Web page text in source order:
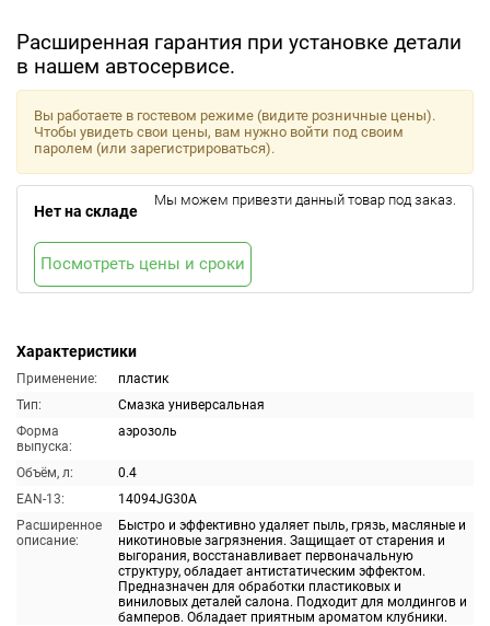
Расширенная гарантия при установке детали
в нашем автосервисе.
Характеристики
Применение:
пластик
Тип:
Смазка универсальная
Форма
выпуска:
аэрозоль
Объём, л:
0.4
EAN-13:
14094JG30A
Расширенное
описание:
Быстро и эффективно удаляет пыль, грязь, масляные и
никотиновые загрязнения. Защищает от старения и
выгорания, восстанавливает первоначальную
структуру, обладает антистатическим эффектом.
Предназначен для обработки пластиковых и
виниловых деталей салона. Подходит для молдингов и
бамперов. Обладает приятным ароматом клубники.
Вы работаете в гостевом режиме (видите розничные цены).
Чтобы увидеть свои цены, вам нужно войти под своим
паролем (или зарегистрироваться).
Нет на складе
Мы можем привезти данный товар под заказ.
Посмотреть цены и сроки